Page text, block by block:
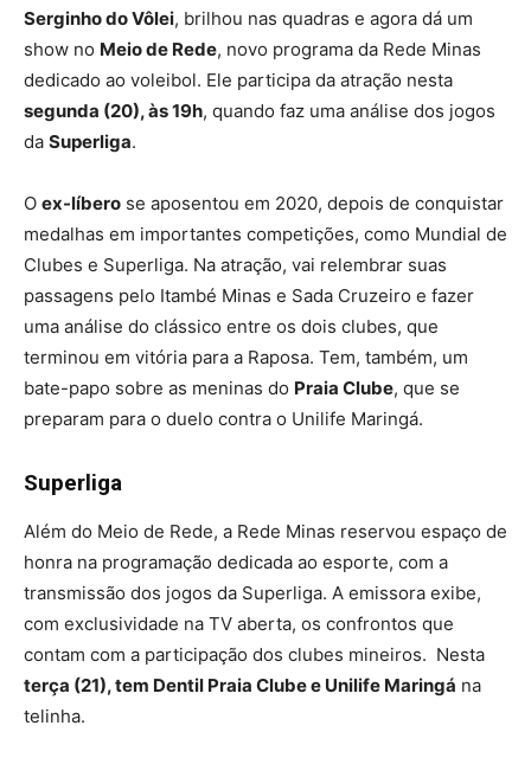
Serginho do Vôlei, brilhou nas quadras e agora dá um
show no Meio de Rede, novo programa da Rede Minas
dedicado ao voleibol. Ele participa da atração nesta
segunda (20), às 19h, quando faz uma análise dos jogos
da Superliga.
O ex-líbero se aposentou em 2020, depois de conquistar
medalhas em importantes competições, como Mundial de
Clubes e Superliga. Na atração, vai relembrar suas
passagens pelo Itambé Minas e Sada Cruzeiro e fazer
uma análise do clássico entre os dois clubes, que
terminou em vitória para a Raposa. Tem, também, um
bate-papo sobre as meninas do Praia Clube, que se
preparam para o duelo contra o Unilife Maringá.
Superliga
Além do Meio de Rede, a Rede Minas reservou espaço de
honra na programação dedicada ao esporte, com a
transmissão dos jogos da Superliga. A emissora exibe,
com exclusividade na TV aberta, os confrontos que
contam com a participação dos clubes mineiros. Nesta
terça (21), tem Dentil Praia Clube e Unilife Maringá na
telinha.